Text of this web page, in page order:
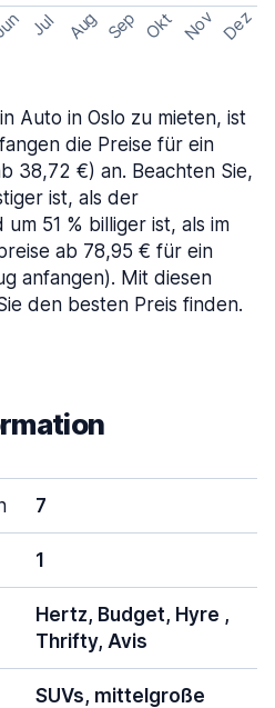
Jul Aug Sep Okt Nov Dez
Auto in Oslo zu mieten, ist
die Preise für ein
38,72 €) an. Beachten Sie,
ist, als der
51 % billiger ist, als im
ab 78,95 € für ein
anfangen). Mit diesen
den besten Preis finden.
7
1
Hertz, Budget, Hyre ,
Thrifty, Avis
SUVs, mittelgroße